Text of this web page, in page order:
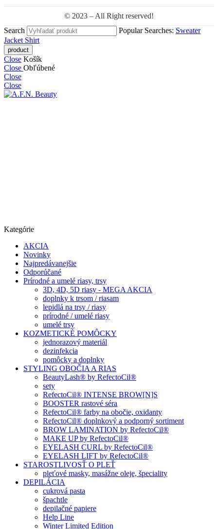
© 2023 – All Right reserved!
Search
Popular Searches: Sweater
Jacket Shirt
Close Košík
Close Obľúbené
Close
Close
Kategórie
AKCIA
Novinky
Najpredávanejšie
Odporúčané
Prírodné a umelé riasy, trsy
3D, 4D, 5D riasy - MEGA AKCIA
doplnky k trsom / riasam
lepidlá na trsy / riasy
prírodné / umelé riasy
umelé trsy
KOZMETICKÉ POMÔCKY
jednorazový materiál
dezinfekcia
pomôcky a doplnky
STYLING OBOČIA A RIAS
BeautyLash® by RefectoCil®
sety
RefectoCil® INTENSE BROW[N]S
BOOSTER rastové séra
RefectoCil® farby na obočie, oxidanty
RefectoCil® doplnkový a podporný sortiment
BROW LAMINATION by RefectoCil®
MAKE UP by RefectoCil®
EYELASH CURL by RefectoCil®
EYELASH LIFT by RefectoCil®
STAROSTLIVOSŤ O PLEŤ
pleťové masky, masážne oleje, špeciality
DEPILÁCIA
cukrová pasta
špachtle
depilačné papiere
Help Line
Winter Limited Edition